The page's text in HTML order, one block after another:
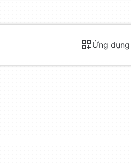
Ứng dụng